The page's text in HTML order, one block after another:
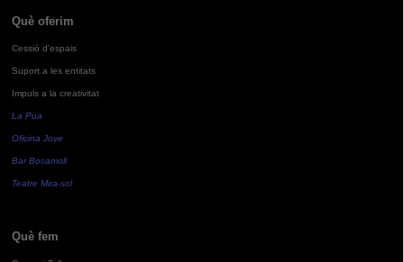
Què oferim
Cessió d'espais
Suport a les entitats
Impuls a la creativitat
La Pua
Oficina Jove
Bar Bocamoll
Teatre Mira-sol
Què fem